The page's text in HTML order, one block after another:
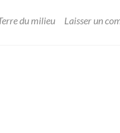
du milieu Laisser un